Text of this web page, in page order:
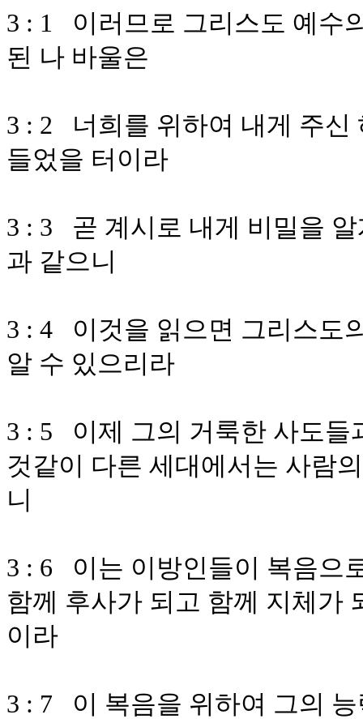
3 : 1 이러므로 그리스도 예수
된 나 바울은
3 : 2 너희를 위하여 내게 주신
들었을 터이라
3 : 3 곧 계시로 내게 비밀을
과 같으니
3 : 4 이것을 읽으면 그리스도
알 수 있으리라
3 : 5 이제 그의 거룩한 사도들
것같이 다른 세대에서는 사람
니
3 : 6 이는 이방인들이 복음으
함께 후사가 되고 함께 지체가
이라
3 : 7 이 복음을 위하여 그의